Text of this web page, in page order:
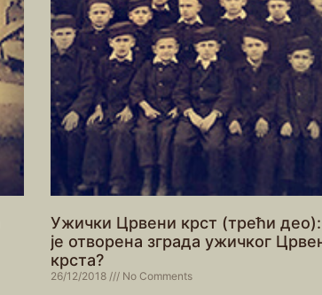
Ужички Црвени крст (трећи
је отворена зграда ужичког
крста?
26/12/2018 No Comments